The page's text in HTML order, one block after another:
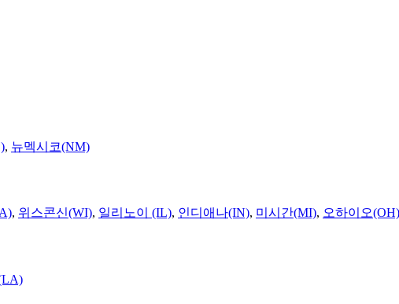
, 뉴멕시코(NM)
, 위스콘신(WI), 일리노이 (IL), 인디애나(IN), 미시간(MI), 오하이오(OH)